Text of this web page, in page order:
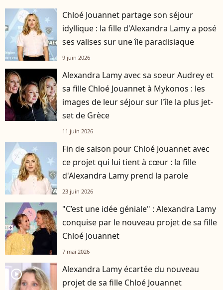
Chloé Jouannet partage son séjour
idyllique : la fille d'Alexandra Lamy a posé
ses valises sur une île paradisiaque
9 juin 2026
Alexandra Lamy avec sa soeur Audrey et
sa fille Chloé Jouannet à Mykonos : les
images de leur séjour sur l'île la plus jet-
set de Grèce
11 juin 2026
Fin de saison pour Chloé Jouannet avec
ce projet qui lui tient à cœur : la fille
d'Alexandra Lamy prend la parole
23 juin 2026
"C’est une idée géniale" : Alexandra Lamy
conquise par le nouveau projet de sa fille
Chloé Jouannet
7 mai 2026
player2
Alexandra Lamy écartée du nouveau
projet de sa fille Chloé Jouannet